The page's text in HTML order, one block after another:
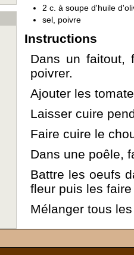
2 c. à soupe d'huile
sel, poivre
Instructions
Dans un faitout,
poivrer.
Ajouter les
Laisser cuire
Faire cuire le
Dans une poêle,
Battre les oeufs
fleur puis les
Mélanger tous